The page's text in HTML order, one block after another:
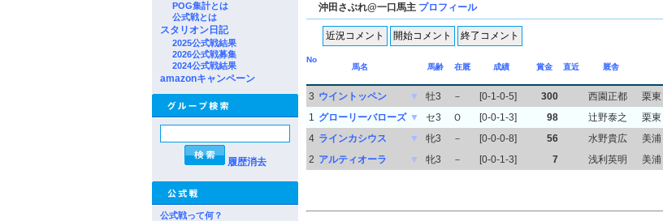
POG集計とは
公式戦とは
スタリオン日記
2025公式戦結果
2026公式戦募集
2024公式戦結果
amazonキャンペーン
履歴消去
公式戦って何？
沖田さぶれ@一口馬主 プロフィール
No
馬名
馬齢 在厩 成績 賞金 直近 厩舎
3 ウイントッペン ▼ 牡3 － [0-1-0-5] 300 西園正都 栗東
1 グローリーバローズ ▼ セ3 Ｏ [0-0-1-3] 98 辻野泰之 栗東
4 ラインカシウス ▼ 牝3 － [0-0-0-8] 56 水野貴広 美浦
2 アルティオーラ ▼ 牝3 － [0-0-1-3] 7 浅利英明 美浦